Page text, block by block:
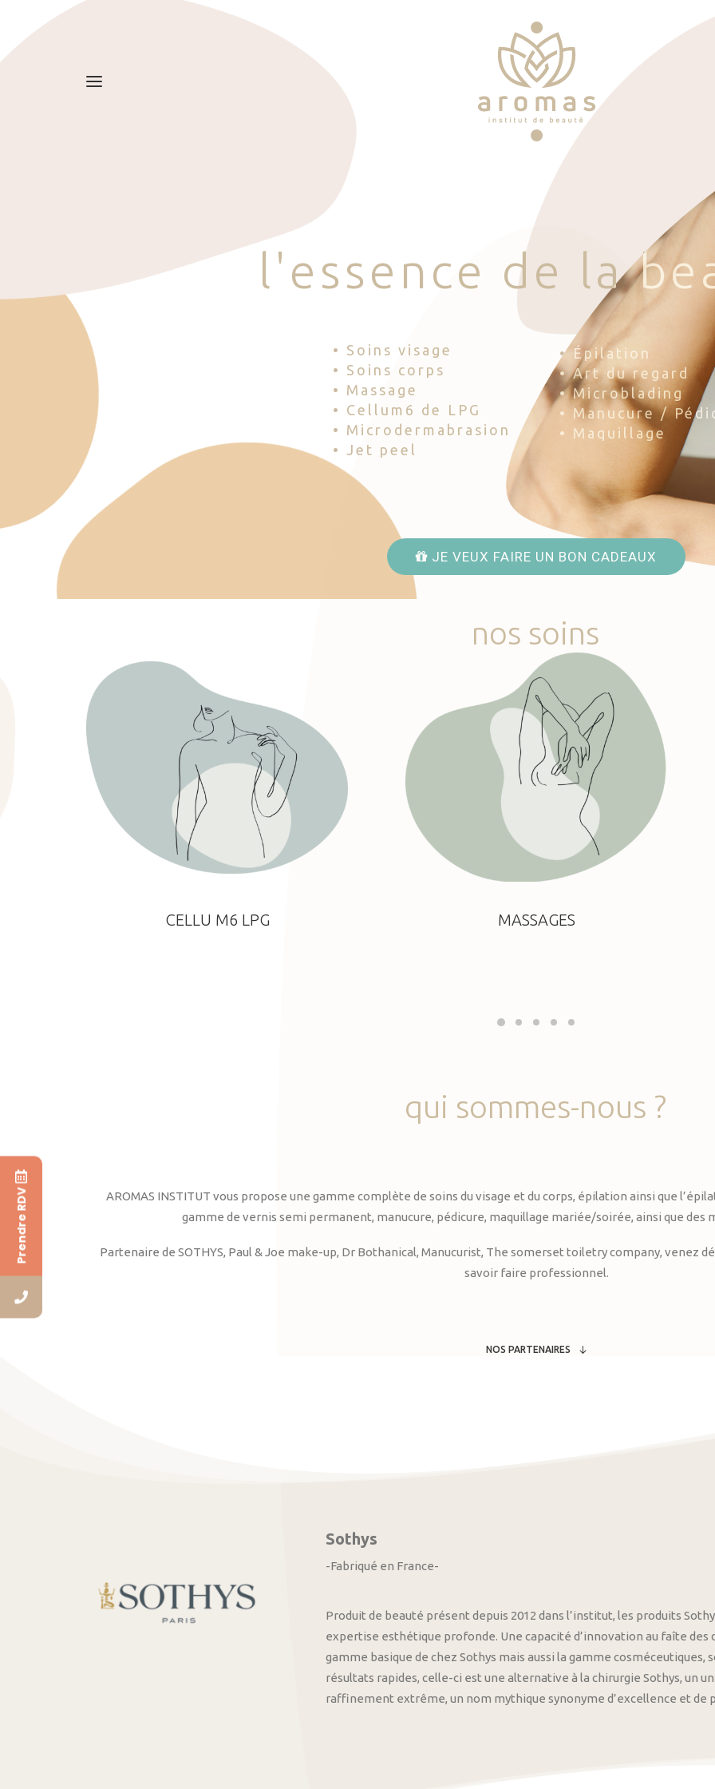
l 'esse nce d e la be
• Soins visage
• Soins corps
• Massage
• Cellum6 de LPG
• Microdermabrasion
• Jet peel
• Épilation
• Art du regard
• Microblading
• Manucure /
• Maquillage
JE VEUX FAIRE UN BON CADEAUX
nos soins
CELLU M6 LPG MASSAGES
qui sommes-nous ?
AROMAS INSTITUT vous propose une gamme complète de soins du visage et du corps, épilation ainsi que
gamme de vernis semi permanent, manucure, pédicure, maquillage mariée/soirée, ainsi que des
Partenaire de SOTHYS, Paul & Joe make-up, Dr Bothanical, Manucurist, The somerset toiletry company, venez
savoir faire professionnel.
NOS PARTENAIRES
Sothys
-Fabriqué en France-
Produit de beauté présent depuis 2012 dans l’institut, les produits
expertise esthétique profonde. Une capacité d’innovation au faîte
gamme basique de chez Sothys mais aussi la gamme
résultats rapides, celle-ci est une alternative à la chirurgie Sothys, un
raffinement extrême, un nom mythique synonyme d’excellence et de
Prendre RDV